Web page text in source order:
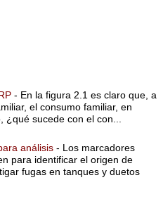
- En la figura 2.1 es claro que, a
el consumo familiar, en
¿qué sucede con el con...
análisis - Los marcadores
para identificar el origen de
fugas en tanques y duetos